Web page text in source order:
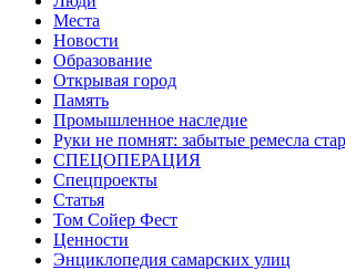
Места
Новости
Образование
Открывая город
Память
Промышленное наследие
Руки не помнят: забытые ремесла
СПЕЦОПЕРАЦИЯ
Спецпроекты
Статья
Том Сойер Фест
Ценности
Энциклопедия самарских улиц